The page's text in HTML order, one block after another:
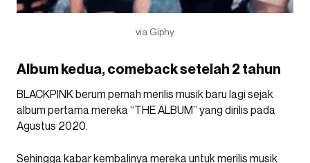
via Giphy
Album kedua, comeback setelah 2 tahun
BLACKPINK berum pernah merilis musik baru lagi sejak
album pertama mereka “THE ALBUM” yang dirilis pada
Agustus 2020.
Sehingga kabar kembalinya mereka untuk merilis musik